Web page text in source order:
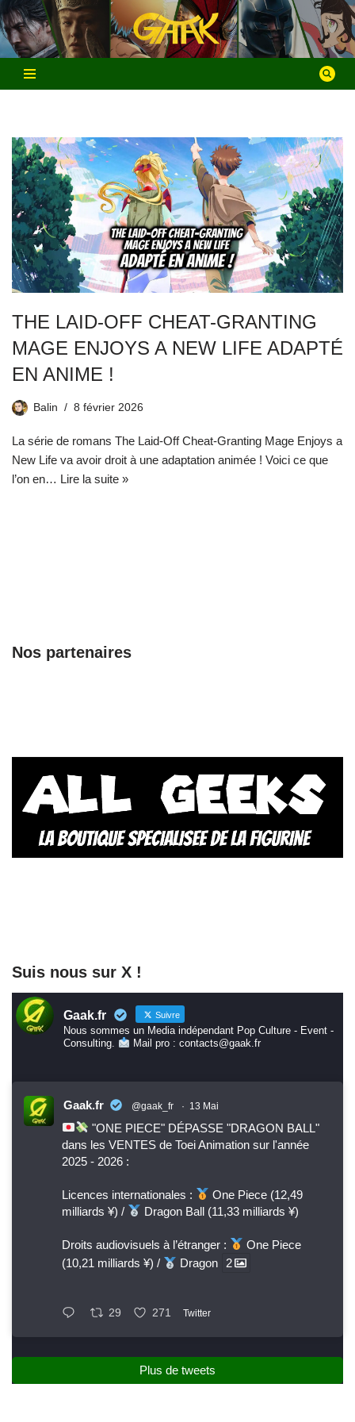
Aller
au
contenu
THE LAID-OFF CHEAT-GRANTING
MAGE ENJOYS A NEW LIFE ADAPTÉ
EN ANIME !
Balin 8 février 2026
La série de romans The Laid-Off Cheat-Granting Mage Enjoys a
New Life va avoir droit à une adaptation animée ! Voici ce que
l’on en… Lire la suite »
Nos partenaires
Suis nous sur X !
Gaak.fr Suivre
Nous sommes un Media indépendant Pop Culture - Event -
Consulting.
Mail pro : contacts@gaak.fr
Gaak.fr @gaak_fr · 13 Mai
"ONE PIECE" DÉPASSE "DRAGON BALL"
dans les VENTES de Toei Animation sur l'année
2025 - 2026 :
Licences internationales :
One Piece (12,49
milliards ¥) /
Dragon Ball (11,33 milliards ¥)
Droits audiovisuels à l’étranger :
One Piece
(10,21 milliards ¥) /
Dragon 2
29 271 Twitter
Plus de tweets